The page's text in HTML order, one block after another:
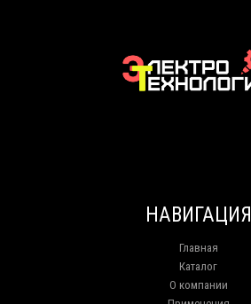
НАВИГАЦИЯ
Главная
Каталог
О компании